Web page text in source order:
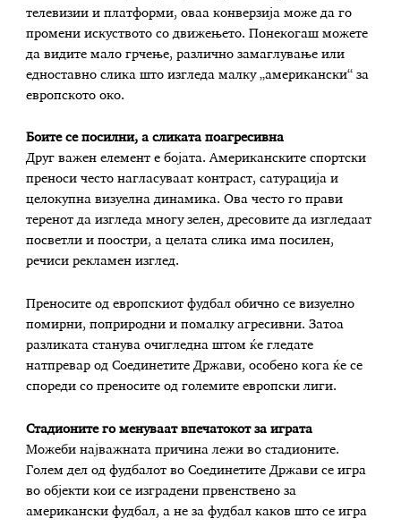
телевизии и платформи, оваа конверзија може да го
промени искуството со движењето. Понекогаш можете
да видите мало грчење, различно замаглување или
едноставно слика што изгледа малку „американски“ за
европското око.
Боите се посилни, а сликата поагресивна
Друг важен елемент е бојата. Американските спортски
преноси често нагласуваат контраст, сатурација и
целокупна визуелна динамика. Ова често го прави
теренот да изгледа многу зелен, дресовите да изгледаат
посветли и поостри, а целата слика има посилен,
речиси рекламен изглед.
Преносите од европскиот фудбал обично се визуелно
помирни, поприродни и помалку агресивни. Затоа
разликата станува очигледна штом ќе гледате
натпревар од Соединетите Држави, особено кога ќе се
спореди со преносите од големите европски лиги.
Стадионите го менуваат впечатокот за играта
Можеби најважната причина лежи во стадионите.
Голем дел од фудбалот во Соединетите Држави се игра
во објекти кои се изградени првенствено за
американски фудбал, а не за фудбал каков што се игра